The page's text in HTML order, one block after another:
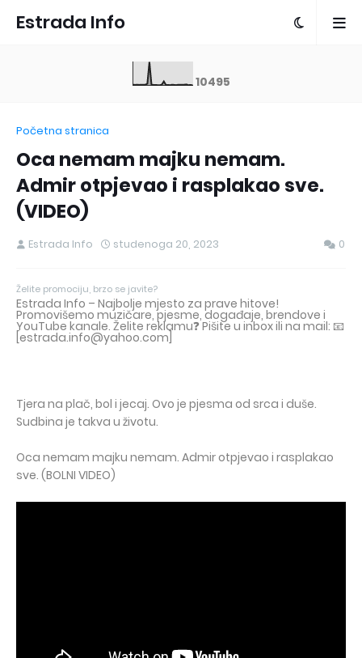
Estrada Info
10495
Početna stranica
Oca nemam majku nemam.
Admir otpjevao i rasplakao sve.
(VIDEO)
Estrada Info studenoga 20, 2023 0
Želite promociju, brzo se javite?
Estrada Info – Najbolje mjesto za prave hitove!
Promovišemo muzičare, pjesme, događaje, brendove i
YouTube kanale. Želite reklamu❓ Pišite u inbox ili na mail: 📧
[estrada.info@yahoo.com]
Tjera na plač, bol i jecaj. Ovo je pjesma od srca i duše.
Sudbina je takva u životu.
Oca nemam majku nemam. Admir otpjevao i rasplakao
sve. (BOLNI VIDEO)